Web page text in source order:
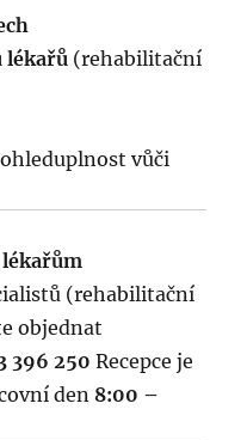
lékařů (rehabilitační
vůči
(rehabilitační
objednat
396 250 Recepce je
den 8:00 –